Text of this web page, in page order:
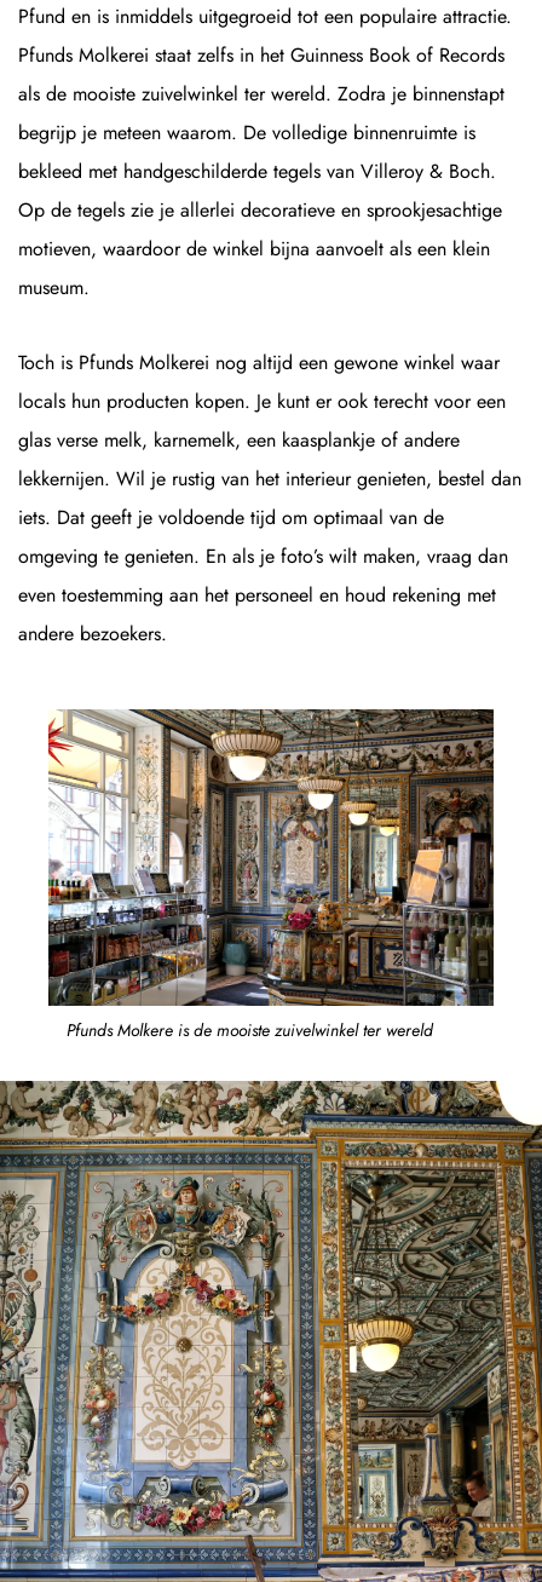
Pfund en is inmiddels uitgegroeid tot een populaire attractie.
Pfunds Molkerei staat zelfs in het Guinness Book of Records
als de mooiste zuivelwinkel ter wereld. Zodra je binnenstapt
begrijp je meteen waarom. De volledige binnenruimte is
bekleed met handgeschilderde tegels van Villeroy & Boch.
Op de tegels zie je allerlei decoratieve en sprookjesachtige
motieven, waardoor de winkel bijna aanvoelt als een klein
museum.
Toch is Pfunds Molkerei nog altijd een gewone winkel waar
locals hun producten kopen. Je kunt er ook terecht voor een
glas verse melk, karnemelk, een kaasplankje of andere
lekkernijen. Wil je rustig van het interieur genieten, bestel dan
iets. Dat geeft je voldoende tijd om optimaal van de
omgeving te genieten. En als je foto’s wilt maken, vraag dan
even toestemming aan het personeel en houd rekening met
andere bezoekers.
Pfunds Molkere is de mooiste zuivelwinkel ter wereld